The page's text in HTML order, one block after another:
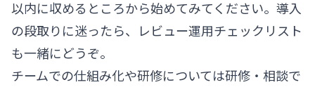
以内に収めるところから始めてみてください。導入
の段取りに迷ったら、
レビュー運用チェックリスト
も一緒にどうぞ。
チームでの仕組み化や研修については研修・相談で